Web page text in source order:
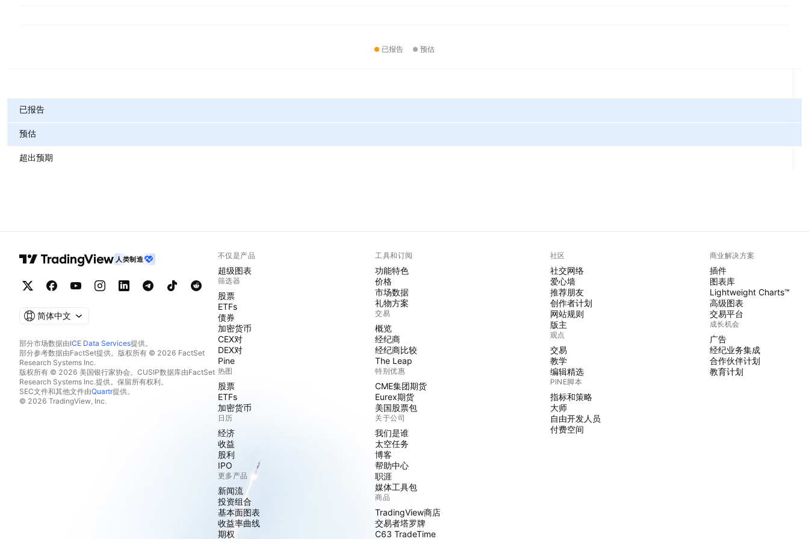
已报告 预估
已报告
预估
超出预期
人类制造
简体中文
部分市场数据由ICE Data Services提供。
部分参考数据由FactSet提供。版权所有 © 2026 FactSet
Research Systems Inc.
版权所有 © 2026 美国银行家协会。CUSIP数据库由FactSet
Research Systems Inc.提供。保留所有权利。
SEC文件和其他文件由Quartr提供。
© 2026 TradingView, Inc.
不仅是产品
超级图表
筛选器
股票
ETFs
债券
加密货币
CEX对
DEX对
Pine
热图
股票
ETFs
加密货币
日历
经济
收益
股利
IPO
更多产品
新闻流
投资组合
基本面图表
收益率曲线
期权
工具和订阅
功能特色
价格
市场数据
礼物方案
交易
概览
经纪商
经纪商比较
The Leap
特别优惠
CME集团期货
Eurex期货
美国股票包
关于公司
我们是谁
太空任务
博客
帮助中心
职涯
媒体工具包
商品
TradingView商店
交易者塔罗牌
C63 TradeTime
社区
社交网络
爱心墙
推荐朋友
创作者计划
网站规则
版主
观点
交易
教学
编辑精选
PINE脚本
指标和策略
大师
自由开发人员
付费空间
商业解决方案
插件
图表库
Lightweight Charts™
高级图表
交易平台
成长机会
广告
经纪业务集成
合作伙伴计划
教育计划